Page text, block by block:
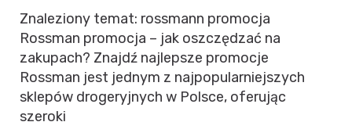
Znaleziony temat: rossmann promocja
Rossman promocja – jak oszczędzać na
zakupach? Znajdź najlepsze promocje
Rossman jest jednym z najpopularniejszych
sklepów drogeryjnych w Polsce, oferując
szeroki